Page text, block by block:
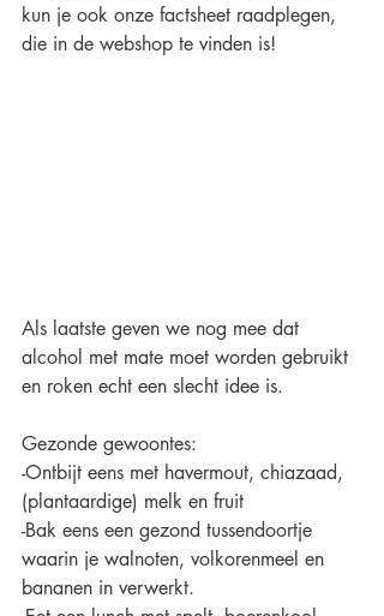
kun je ook onze factsheet raadplegen,
die in de webshop te vinden is!
Als laatste geven we nog mee dat
alcohol met mate moet worden gebruikt
en roken echt een slecht idee is.
Gezonde gewoontes:
-Ontbijt eens met havermout, chiazaad,
(plantaardige) melk en fruit
-Bak eens een gezond tussendoortje
waarin je walnoten, volkorenmeel en
bananen in verwerkt.